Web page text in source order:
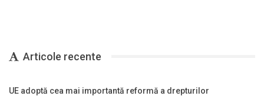
Articole recente
UE adoptă cea mai importantă reformă a drepturilor